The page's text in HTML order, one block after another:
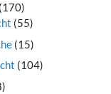
(170)
(55)
(15)
(104)